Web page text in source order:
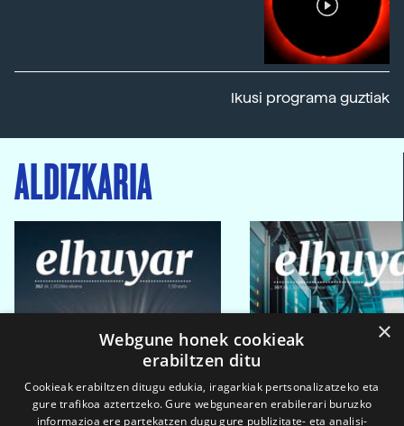
Ikusi programa guztiak
ALDIZKARIA
×
Webgune honek cookieak
erabiltzen ditu
Cookieak erabiltzen ditugu edukia, iragarkiak pertsonalizatzeko eta
gure trafikoa aztertzeko. Gure webgunearen erabilerari buruzko
informazioa ere partekatzen dugu gure publizitate- eta analisi-